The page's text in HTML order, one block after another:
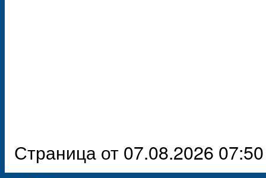
Страница от 07.08.2026 07:50